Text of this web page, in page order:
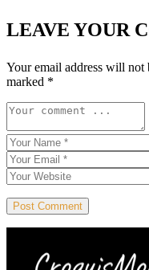
LEAVE YOUR
Your email address will not
marked *